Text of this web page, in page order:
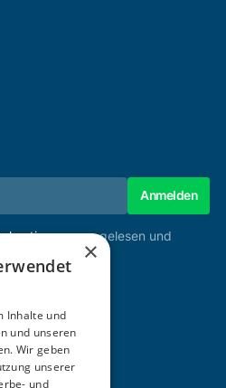
gelesen und
×
Inhalte und
und unseren
Wir geben
unserer
und